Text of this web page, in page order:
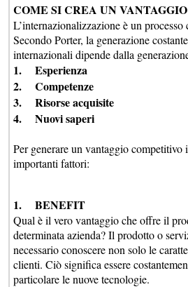
COME SI CREA UN
L’internazionalizzazione è un
Secondo Porter, la generazione
internazionali dipende dalla
1. Esperienza
2. Competenze
3. Risorse acquisite
4. Nuovi saperi
Per generare un vantaggio
importanti fattori:
1. BENEFIT
Qual è il vero vantaggio che offre il
determinata azienda? Il prodotto o
necessario conoscere non solo le
clienti. Ciò significa essere
particolare le nuove tecnologie.